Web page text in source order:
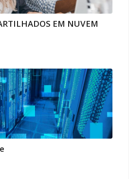
EM NUVEM